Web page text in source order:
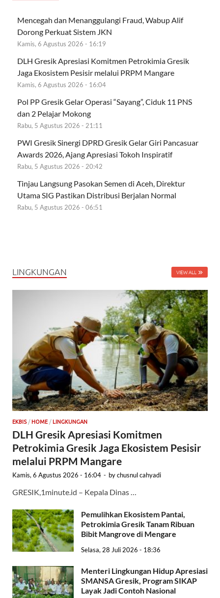
Mencegah dan Menanggulangi Fraud, Wabup Alif
Dorong Perkuat Sistem JKN
Kamis, 6 Agustus 2026 - 16:19
DLH Gresik Apresiasi Komitmen Petrokimia Gresik
Jaga Ekosistem Pesisir melalui PRPM Mangare
Kamis, 6 Agustus 2026 - 16:04
Pol PP Gresik Gelar Operasi “Sayang”, Ciduk 11 PNS
dan 2 Pelajar Mokong
Rabu, 5 Agustus 2026 - 21:11
PWI Gresik Sinergi DPRD Gresik Gelar Giri Pancasuar
Awards 2026, Ajang Apresiasi Tokoh Inspiratif
Rabu, 5 Agustus 2026 - 20:42
Tinjau Langsung Pasokan Semen di Aceh, Direktur
Utama SIG Pastikan Distribusi Berjalan Normal
Rabu, 5 Agustus 2026 - 06:51
LINGKUNGAN VIEW ALL
EKBIS/ HOME / LINGKUNGAN
DLH Gresik Apresiasi Komitmen
Petrokimia Gresik Jaga Ekosistem Pesisir
melalui PRPM Mangare
Kamis, 6 Agustus 2026 - 16:04 - bychusnul cahyadi
GRESIK,1minute.id – Kepala Dinas …
Pemulihkan Ekosistem Pantai,
Petrokimia Gresik Tanam Ribuan
Bibit Mangrove di Mengare
Selasa, 28 Juli 2026 - 18:36
Menteri Lingkungan Hidup Apresiasi
SMANSA Gresik, Program SIKAP
Layak Jadi Contoh Nasional